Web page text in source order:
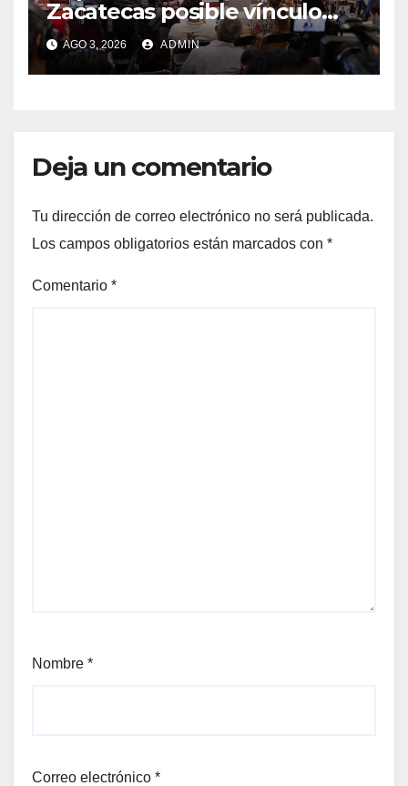
Zacatecas posible vínculo
entre vehículos utilizados en
Calera y los hechos del 18 de
julio
AGO 3, 2026 ADMIN
Deja un comentario
Tu dirección de correo electrónico no será publicada.
Los campos obligatorios están marcados con *
Comentario *
Nombre *
Correo electrónico *